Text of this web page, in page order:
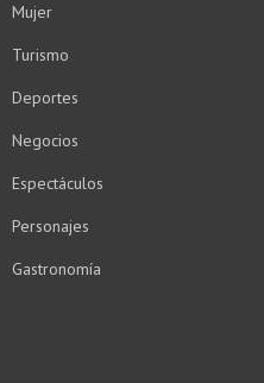
Mujer
Turismo
Deportes
Negocios
Espectáculos
Personajes
Gastronomía